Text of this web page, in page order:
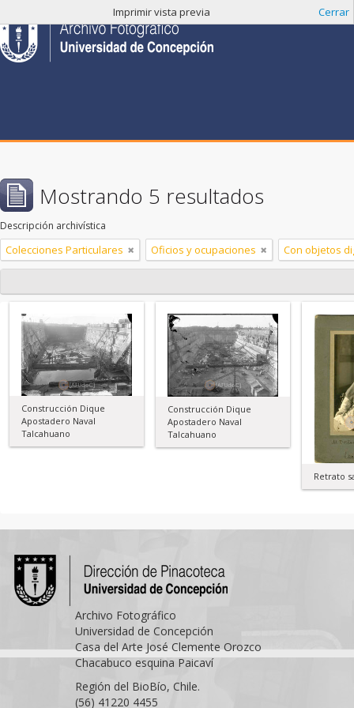
Imprimir vista previa Cerrar
Mostrando 5 resultados
Descripción archivística
Colecciones Particulares Oficios y ocupaciones Con objetos
Construcción Dique
Apostadero Naval
Talcahuano
Construcción Dique
Apostadero Naval
Talcahuano
Retrato
Archivo Fotográfico
Universidad de Concepción
Casa del Arte José Clemente Orozco
Chacabuco esquina Paicaví
Región del BioBío, Chile.
(56) 41220 4455